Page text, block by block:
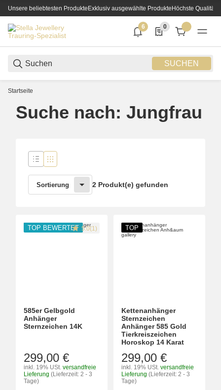
Unsere beliebtesten ProdukteExklusiv ausgewählte ProdukteHöchste Qualität
SUCHEN
6
6 neue Notifizierungen
0
0 Produkte in der
Startseite
Suche nach: Jungfrau
Sortierung 2 Produkt(e) gefunden
TOP BEWERTET 5.0(1)
585er Gelbgold
Anhänger
Sternzeichen 14K
299,00 €
inkl. 19% USt. versandfreie
Lieferung (Lieferzeit: 2 - 3
Tage)
TOP
Kettenanhänger
Sternzeichen
Anhänger 585 Gold
Tierkreiszeichen
Horoskop 14 Karat
299,00 €
inkl. 19% USt. versandfreie
Lieferung (Lieferzeit: 2 - 3
Tage)